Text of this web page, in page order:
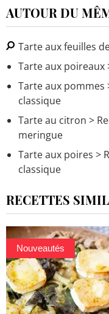
AUTOUR DU
Tarte aux feuilles
Tarte aux poireaux
Tarte aux pommes
classique
Tarte au citron >
meringue
Tarte aux poires >
classique
RECETTES
Nouveautés